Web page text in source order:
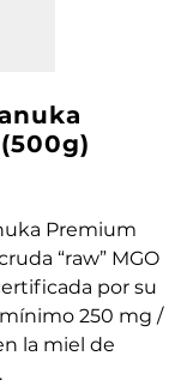
Premium
“raw” MGO
por su
250 mg /
la miel de